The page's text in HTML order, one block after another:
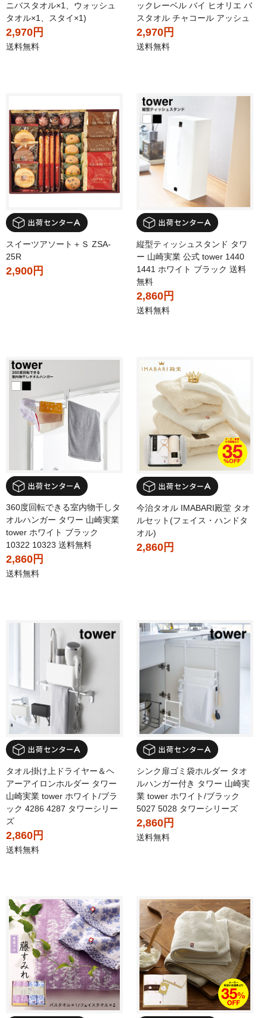
ニバスタオル×1、ウォッシュ
タオル×1、スタイ×1)
2,970円
送料無料
ックレーベル バイ ヒオリエ バ
スタオル チャコール アッシュ
2,970円
送料無料
スイーツアソート＋Ｓ ZSA-
25R
2,900円
縦型ティッシュスタンド タワ
ー 山崎実業 公式 tower 1440
1441 ホワイト ブラック 送料
無料
2,860円
送料無料
360度回転できる室内物干しタ
オルハンガー タワー 山崎実業
tower ホワイト ブラック
10322 10323 送料無料
2,860円
送料無料
今治タオル IMABARI殿堂 タオ
ルセット(フェイス・ハンドタ
オル)
2,860円
タオル掛け上ドライヤー＆ヘ
アーアイロンホルダー タワー
山崎実業 tower ホワイト/ブラ
ック 4286 4287 タワーシリー
ズ
2,860円
送料無料
シンク扉ゴミ袋ホルダー タオ
ルハンガー付き タワー 山崎実
業 tower ホワイト/ブラック
5027 5028 タワーシリーズ
2,860円
送料無料